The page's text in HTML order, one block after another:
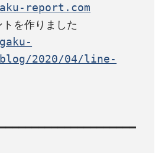
report.com
2020/04/line-